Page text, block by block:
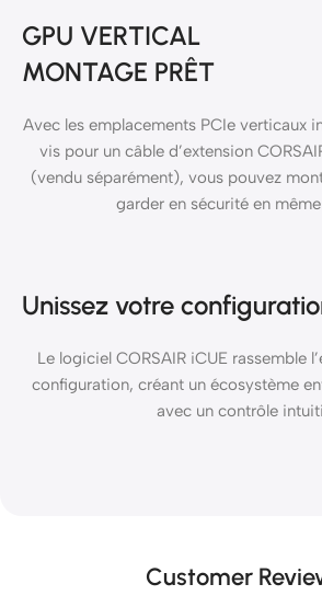
GPU VERTICAL
MONTAGE PRÊT
Avec les emplacements PCIe verticaux
vis pour un câble d’extension
(vendu séparément), vous pouvez
garder en sécurité en
Unissez votre
Le logiciel CORSAIR iCUE rassemble
configuration, créant un écosystème
avec un contrôle
Customer